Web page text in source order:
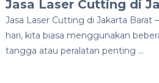
Jasa Laser Cutting di
Jasa Laser Cutting di Jakarta Barat
hari, kita biasa menggunakan
tangga atau peralatan penting …